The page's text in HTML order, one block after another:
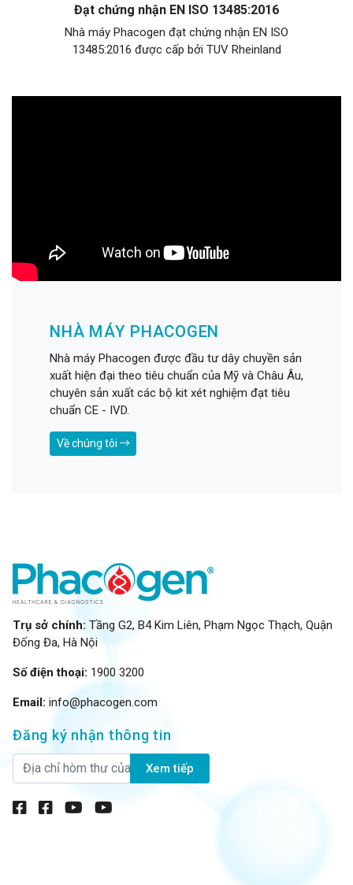
Đạt chứng nhận EN ISO 13485:2016
Nhà máy Phacogen đạt chứng nhận EN ISO
13485:2016 được cấp bởi TUV Rheinland
NHÀ MÁY PHACOGEN
Nhà máy Phacogen được đầu tư dây chuyền sản
xuất hiện đại theo tiêu chuẩn của Mỹ và Châu Âu,
chuyên sản xuất các bộ kit xét nghiệm đạt tiêu
chuẩn CE - IVD.
Về chúng tôi
Trụ sở chính: Tầng G2, B4 Kim Liên, Phạm Ngọc Thạch, Quận
Đống Đa, Hà Nội
Số điện thoại: 1900 3200
Email: info@phacogen.com
Đăng ký nhận thông tin
Xem tiếp